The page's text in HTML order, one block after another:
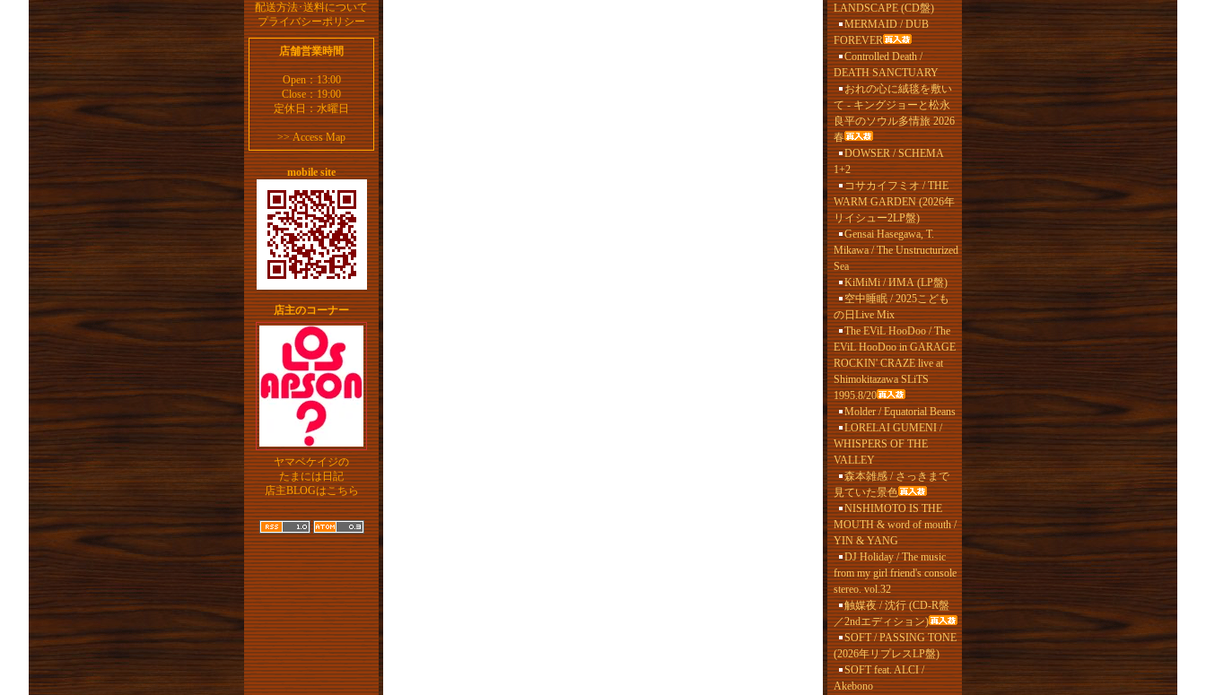
配送方法･送料について
プライバシーポリシー
店舗営業時間
Open：13:00
Close：19:00
定休日：水曜日
>>Access Map
mobile site
店主のコーナー
ヤマベケイジの
たまには日記
店主BLOGはこちら
LANDSCAPE (CD盤)
MERMAID / DUB
FOREVER
Controlled Death /
DEATH SANCTUARY
おれの心に絨毯を敷い
て - キングジョーと松永
良平のソウル多情旅 2026
春
DOWSER / SCHEMA
1+2
コサカイフミオ / THE
WARM GARDEN (2026年
リイシュー2LP盤)
Gensai Hasegawa, T.
Mikawa / The Unstructurized
Sea
KiMiMi / ИМА (LP盤)
空中睡眠 / 2025こども
の日Live Mix
The EViL HooDoo / The
EViL HooDoo in GARAGE
ROCKIN' CRAZE live at
Shimokitazawa SLiTS
1995.8/20
Molder / Equatorial Beans
LORELAI GUMENI /
WHISPERS OF THE
VALLEY
森本雑感 / さっきまで
見ていた景色
NISHIMOTO IS THE
MOUTH & word of mouth /
YIN & YANG
DJ Holiday / The music
from my girl friend's console
stereo. vol.32
触媒夜 / 沈行 (CD-R盤
／2ndエディション)
SOFT / PASSING TONE
(2026年リプレスLP盤)
SOFT feat. ALCI /
Akebono